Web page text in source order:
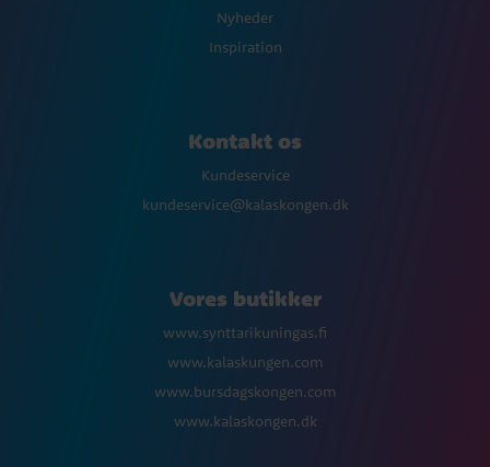
Nyheder
Inspiration
Kontakt os
Kundeservice
kundeservice@kalaskongen.dk
Vores butikker
www.synttarikuningas.fi
www.kalaskungen.com
www.bursdagskongen.com
www.kalaskongen.dk